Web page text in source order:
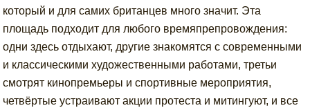
который и для самих британцев много значит. Эта
площадь подходит для любого времяпрепровождения:
одни здесь отдыхают, другие знакомятся с современными
и классическими художественными работами, третьи
смотрят кинопремьеры и спортивные мероприятия,
четвёртые устраивают акции протеста и митингуют, и все